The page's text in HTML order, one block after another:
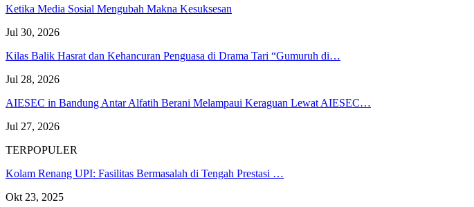
Ketika Media Sosial Mengubah Makna Kesuksesan
Jul 30, 2026
Kilas Balik Hasrat dan Kehancuran Penguasa di Drama Tari “Gumuruh di…
Jul 28, 2026
AIESEC in Bandung Antar Alfatih Berani Melampaui Keraguan Lewat AIESEC…
Jul 27, 2026
TERPOPULER
Kolam Renang UPI: Fasilitas Bermasalah di Tengah Prestasi …
Okt 23, 2025